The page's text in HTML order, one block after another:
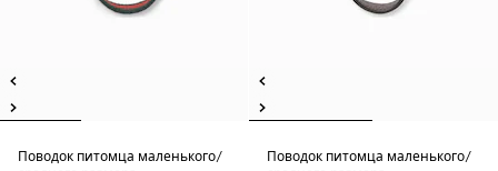
Поводок питомца маленького/
Поводок питомца маленького/